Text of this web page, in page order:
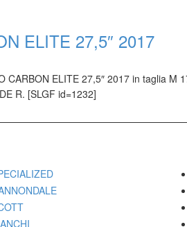
ELITE 27,5″ 2017
CARBON ELITE 27,5″ 2017 in taglia
R. [SLGF id=1232]